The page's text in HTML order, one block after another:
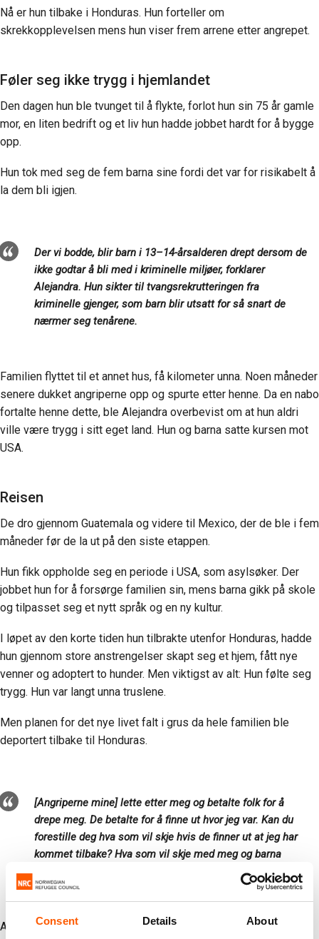
Consent Details About
Nå er hun tilbake i Honduras. Hun forteller om
skrekkopplevelsen mens hun viser frem arrene etter angrepet.
Føler seg ikke trygg i hjemlandet
Den dagen hun ble tvunget til å flykte, forlot hun sin 75 år gamle
mor, en liten bedrift og et liv hun hadde jobbet hardt for å bygge
opp.
Hun tok med seg de fem barna sine fordi det var for risikabelt å
la dem bli igjen.
Der vi bodde, blir barn i 13–14-årsalderen drept dersom de
ikke godtar å bli med i kriminelle miljøer, forklarer
Alejandra. Hun sikter til tvangsrekrutteringen fra
kriminelle gjenger, som barn blir utsatt for så snart de
nærmer seg tenårene.
Familien flyttet til et annet hus, få kilometer unna. Noen måneder
senere dukket angriperne opp og spurte etter henne. Da en nabo
fortalte henne dette, ble Alejandra overbevist om at hun aldri
ville være trygg i sitt eget land. Hun og barna satte kursen mot
USA.
Reisen
De dro gjennom Guatemala og videre til Mexico, der de ble i fem
måneder før de la ut på den siste etappen.
Hun fikk oppholde seg en periode i USA, som asylsøker. Der
jobbet hun for å forsørge familien sin, mens barna gikk på skole
og tilpasset seg et nytt språk og en ny kultur.
I løpet av den korte tiden hun tilbrakte utenfor Honduras, hadde
hun gjennom store anstrengelser skapt seg et hjem, fått nye
venner og adoptert to hunder. Men viktigst av alt: Hun følte seg
trygg. Hun var langt unna truslene.
Men planen for det nye livet falt i grus da hele familien ble
deportert tilbake til Honduras.
[Angriperne mine] lette etter meg og betalte folk for å
drepe meg. De betalte for å finne ut hvor jeg var. Kan du
forestille deg hva som vil skje hvis de finner ut at jeg har
kommet tilbake? Hva som vil skje med meg og barna
Alt stoppet opp – ikke bare fordi hun og barna måtte begynne